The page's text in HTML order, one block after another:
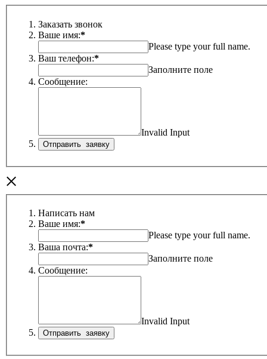
Заказать звонок
Ваше имя:*
Please type your full name.
Ваш телефон:*
Заполните поле
Сообщение:
Invalid Input
×
Написать нам
Ваше имя:*
Please type your full name.
Ваша почта:*
Заполните поле
Сообщение:
Invalid Input